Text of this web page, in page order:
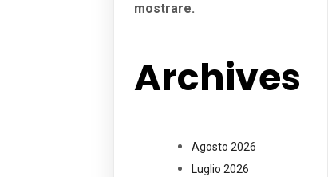
mostrare.
Archives
Agosto 2026
Luglio 2026